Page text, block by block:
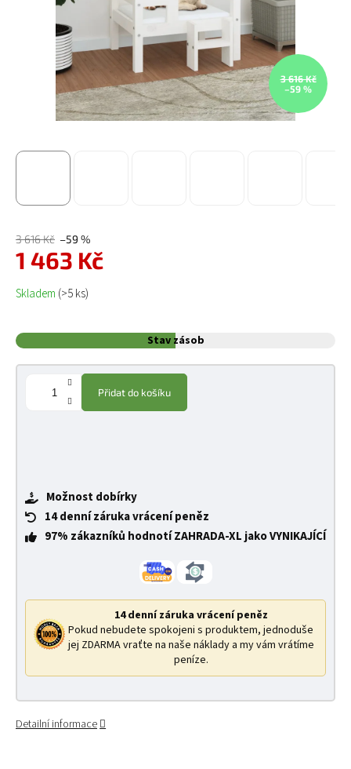
3 616 Kč
–59 %
3 616 Kč –59 %
1 463 Kč
Měrná cena:
Skladem (>5 ks)
Stav zásob
Přidat do košíku
Možnost dobírky
14 denní záruka vrácení peněz
97% zákazníků hodnotí ZAHRADA-XL jako VYNIKAJÍCÍ
14 denní záruka vrácení peněz
Pokud nebudete spokojeni s produktem, jednoduše
jej ZDARMA vraťte na naše náklady a my vám vrátíme
peníze.
Detailní informace